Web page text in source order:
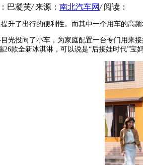
巴凝芙/ 来源： 南北汽车网/ 阅读：
升了出行的便利性。而其中一个用车的高
光投向了小车，为家庭配置一台专门用来
款全新冰淇淋，可以说是“后接娃时代”宝